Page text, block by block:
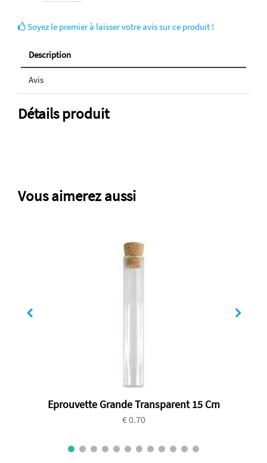
Soyez le premier à laisser votre avis sur ce produit !
Description
Avis
Détails produit
Vous aimerez aussi
Eprouvette Grande Transparent 15 Cm
€ 0.70